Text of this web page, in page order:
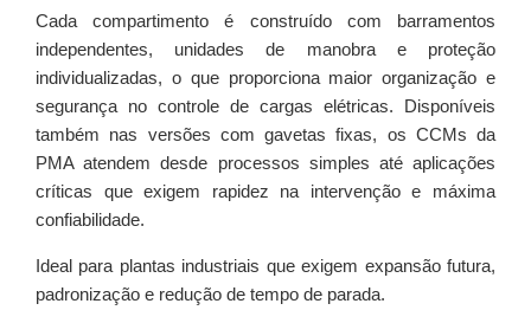
Cada compartimento é construído com barramentos
independentes, unidades de manobra e proteção
individualizadas, o que proporciona maior organização e
segurança no controle de cargas elétricas. Disponíveis
também nas versões com gavetas fixas, os CCMs da
PMA atendem desde processos simples até aplicações
críticas que exigem rapidez na intervenção e máxima
confiabilidade.
Ideal para plantas industriais que exigem expansão futura,
padronização e redução de tempo de parada.